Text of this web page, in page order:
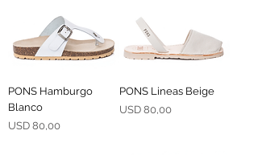
PONS Hamburgo
Blanco
Precio
USD 80,00
PONS Lineas Beige
Precio
USD 80,00